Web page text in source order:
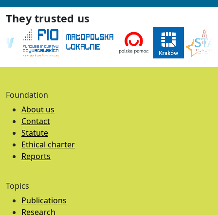
They trusted us
Foundation
About us
Contact
Statute
Ethical charter
Reports
Topics
Publications
Research